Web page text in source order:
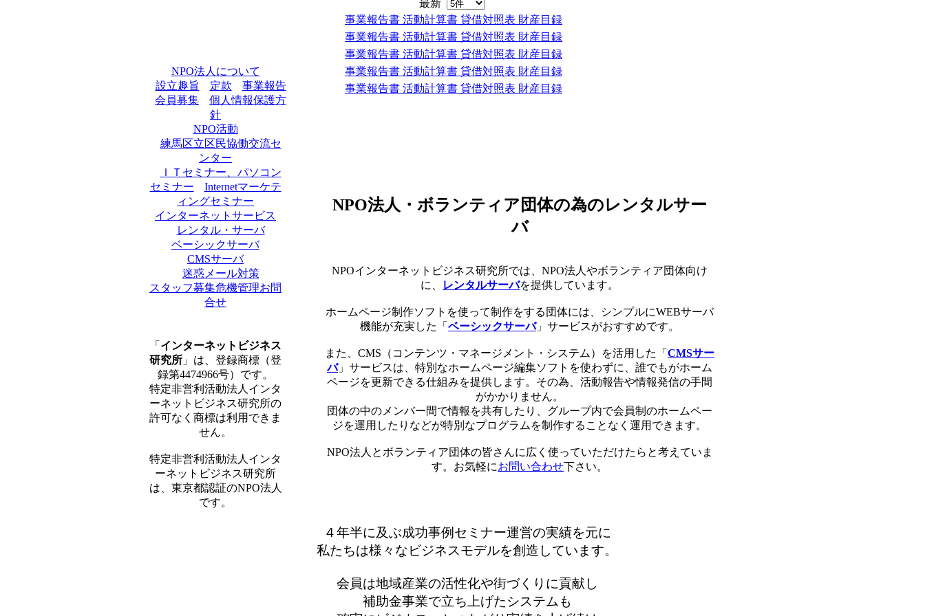
NPO法人について
設立趣旨
定款
事業報告
会員募集
個人情報保護方
針
NPO活動
練馬区立区民協働交流セ
ンター
ＩＴセミナー、パソコン
セミナー
Internetマーケテ
ィングセミナー
インターネットサービス
レンタル・サーバ
ベーシックサーバ
CMSサーバ
迷惑メール対策
スタッフ募集危機管理お問
合せ
「 インターネットビジネス
研究所 」は、登録商標（登
録第4474966号）です。
特定非営利活動法人インタ
ーネットビジネス研究所の
許可なく商標は利用できま
せん。
特定非営利活動法人インタ
ーネットビジネス研究所
は、東京都認証のNPO法人
です。
最新
事業報告書 活動計算書 貸借対照表 財産目録
事業報告書 活動計算書 貸借対照表 財産目録
事業報告書 活動計算書 貸借対照表 財産目録
事業報告書 活動計算書 貸借対照表 財産目録
事業報告書 活動計算書 貸借対照表 財産目録
NPO法人・ボランティア団体の為のレンタルサー
バ
NPOインターネットビジネス研究所では、NPO法人やボランティア団体向け
に、
レンタルサーバを提供しています。
ホームページ制作ソフトを使って制作をする団体には、シンプルにWEBサーバ
機能が充実した「 ベーシックサーバ」サービスがおすすめです。
また、CMS（コンテンツ・マネージメント・システム）を活用した「 CMSサー
バ」サービスは、特別なホームページ編集ソフトを使わずに、誰でもがホーム
ページを更新できる仕組みを提供します。その為、活動報告や情報発信の手間
がかかりません。
団体の中のメンバー間で情報を共有したり、グループ内で会員制のホームペー
ジを運用したりなどが特別なプログラムを制作することなく運用できます。
NPO法人とボランティア団体の皆さんに広く使っていただけたらと考えていま
す。お気軽にお問い合わせ下さい。
４年半に及ぶ成功事例セミナー運営の実績を元に
私たちは様々なビジネスモデルを創造しています。
会員は地域産業の活性化や街づくりに貢献し
補助金事業で立ち上げたシステムも